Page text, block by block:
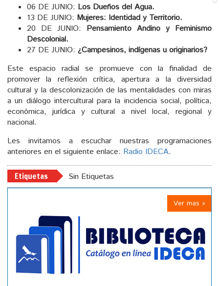
06 DE JUNIO: Los Dueños del Agua.
13 DE JUNIO: Mujeres: Identidad y Territorio.
20 DE JUNIO: Pensamiento Andino y Feminismo
Descolonial.
27 DE JUNIO: ¿Campesinos, indígenas u originarios?
Este espacio radial se promueve con la finalidad de
promover la reflexión crítica, apertura a la diversidad
cultural y la descolonización de las mentalidades con miras
a un diálogo intercultural para la incidencia social, política,
económica, jurídica y cultural a nivel local, regional y
nacional.
Les invitamos a escuchar nuestras programaciones
anteriores en el siguiente enlace: Radio IDECA.
Etiquetas Sin Etiquetas
Ver mas »